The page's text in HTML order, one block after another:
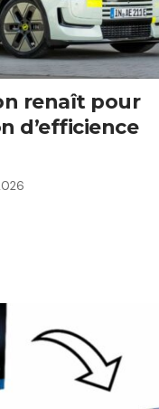
renaît pour
d’efficience